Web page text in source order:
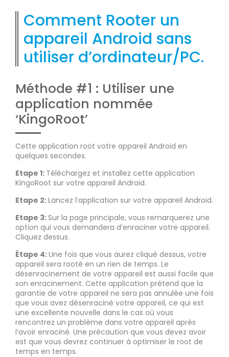
Comment Rooter un
appareil Android sans
utiliser d’ordinateur/PC.
Méthode #1 : Utiliser une
application nommée
‘KingoRoot’
Cette application root votre appareil Android en
quelques secondes.
Etape 1: Téléchargez et installez cette application
KingoRoot sur votre appareil Android.
Etape 2:Lancez l’application sur votre appareil Android.
Etape 3:Sur la page principale, vous remarquerez une
option qui vous demandera d’enraciner votre appareil.
Cliquez dessus.
Étape 4:Une fois que vous aurez cliqué dessus, votre
appareil sera rooté en un rien de temps. Le
désenracinement de votre appareil est aussi facile que
son enracinement. Cette application prétend que la
garantie de votre appareil ne sera pas annulée une fois
que vous avez désenraciné votre appareil, ce qui est
une excellente nouvelle dans le cas où vous
rencontrez un problème dans votre appareil après
l’avoir enraciné. Une précaution que vous devez avoir
est que vous devrez continuer à optimiser le root de
temps en temps.